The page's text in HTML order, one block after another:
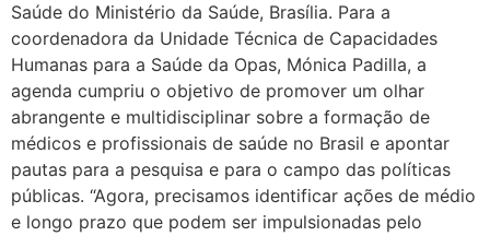
Saúde do Ministério da Saúde, Brasília. Para a
coordenadora da Unidade Técnica de Capacidades
Humanas para a Saúde da Opas, Mónica Padilla, a
agenda cumpriu o objetivo de promover um olhar
abrangente e multidisciplinar sobre a formação de
médicos e profissionais de saúde no Brasil e apontar
pautas para a pesquisa e para o campo das políticas
públicas. “Agora, precisamos identificar ações de médio
e longo prazo que podem ser impulsionadas pelo